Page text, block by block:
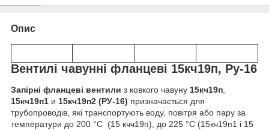
Опис
Вентилі чавунні фланцеві 15кч19п, Ру-16
Запірні фланцеві вентили з ковкого чавуну 15кч19п,
15кч19п1 и 15кч19п2 (РУ-16) призначається для
трубопроводів, які транспортують воду, повітря або пару за
температури до 200 °C (15 кчч19п), до 225 °C (15кч19п1 і 15